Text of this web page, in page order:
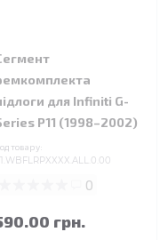
для Infiniti G-
P11 (1998–2002)
товару:
0
грн.